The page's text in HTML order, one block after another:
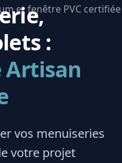
:
Artisan
vos menuiseries
votre projet